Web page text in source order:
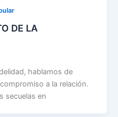
DE LA
hablamos de
a la relación.
secuelas en